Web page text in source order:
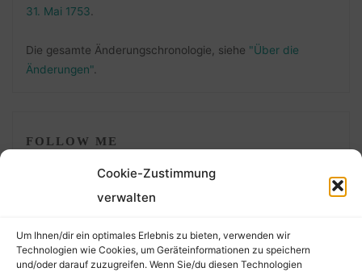
Cookie-Zustimmung
verwalten
Um Ihnen/dir ein optimales Erlebnis zu bieten, verwenden wir
Technologien wie Cookies, um Geräteinformationen zu speichern
und/oder darauf zuzugreifen. Wenn Sie/du diesen Technologien
31. Mai 1753.
Die gesamte Änderungschronologie, siehe "Über die
Änderungen".
FOLLOW ME